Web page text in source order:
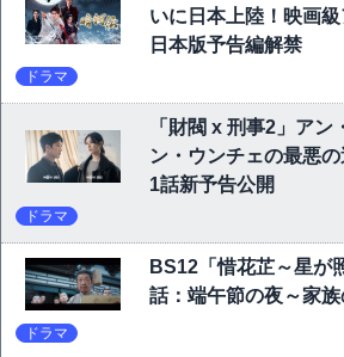
いに日本上陸！映画級
日本版予告編解禁
ドラマ
「財閥 x 刑事2」アン
ン・ウンチェの最悪
1話新予告公開
ドラマ
BS12「惜花芷～星が
話：端午節の夜～家族
ドラマ